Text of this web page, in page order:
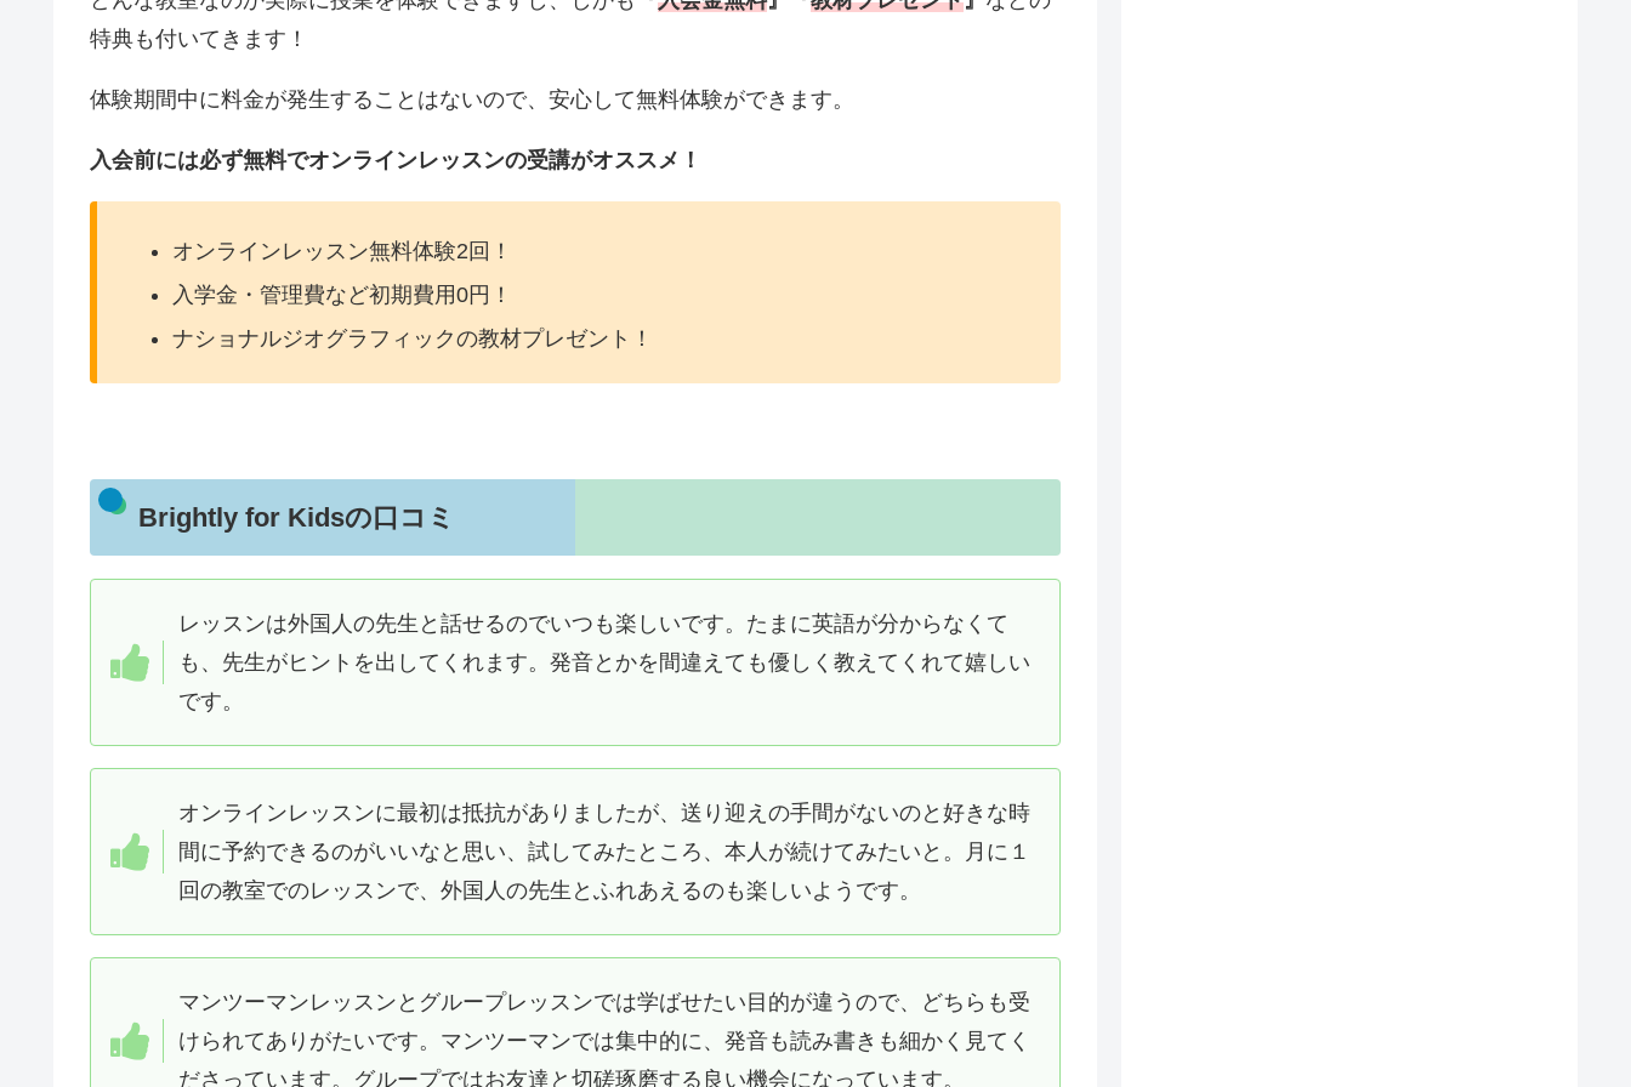
特典も付いてきます！
体験期間中に料金が発生することはないので、安心して無料体験ができます。
入会前には必ず無料でオンラインレッスンの受講がオススメ！
オンラインレッスン無料体験2回！
入学金・管理費など初期費用0円！
ナショナルジオグラフィックの教材プレゼント！
Brightly for Kidsの口コミ
レッスンは外国人の先生と話せるのでいつも楽しいです。たまに英語が分からなくて
も、先生がヒントを出してくれます。発音とかを間違えても優しく教えてくれて嬉しい
です。
オンラインレッスンに最初は抵抗がありましたが、送り迎えの手間がないのと好きな時
間に予約できるのがいいなと思い、試してみたところ、本人が続けてみたいと。月に１
回の教室でのレッスンで、外国人の先生とふれあえるのも楽しいようです。
マンツーマンレッスンとグループレッスンでは学ばせたい目的が違うので、どちらも受
けられてありがたいです。マンツーマンでは集中的に、発音も読み書きも細かく見てく
ださっています。グループではお友達と切磋琢磨する良い機会になっています。